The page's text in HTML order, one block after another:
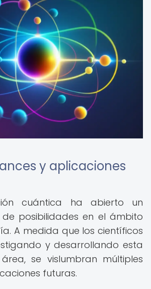
y aplicaciones
cuántica ha abierto un
posibilidades en el ámbito
A medida que los científicos
y desarrollando esta
se vislumbran múltiples
futuras.